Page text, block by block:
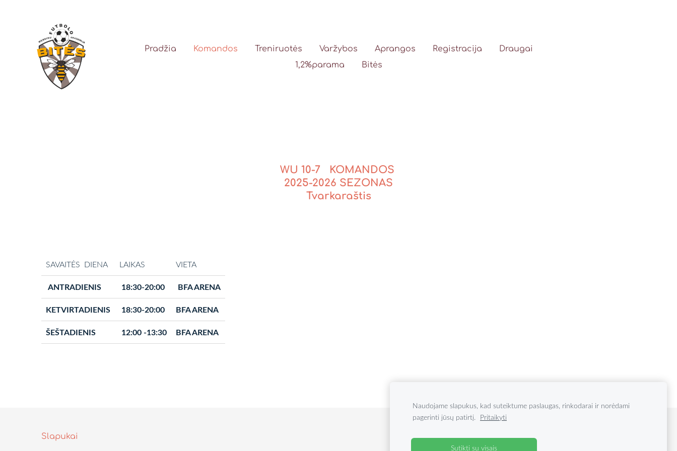
Pradžia Komandos Treniruotės Varžybos Aprangos Registracija
Draugai
1,2%parama
Bitės
WU 10-7 KOMANDOS
2025-2026 SEZONAS
Tvarkaraštis
SAVAITĖS DIENA LAIKAS VIETA
ANTRADIENIS 18:30-20:00
BFA ARENA
KETVIRTADIENIS
18:30-20:00
BFA ARENA
ŠEŠTADIENIS
12:00 -13:30 BFA ARENA
Slapukai
Naudojame slapukus, kad suteiktume paslaugas, rinkodarai ir norėdami
pagerinti jūsų patirtį. Pritaikyti
Sutikti su visais